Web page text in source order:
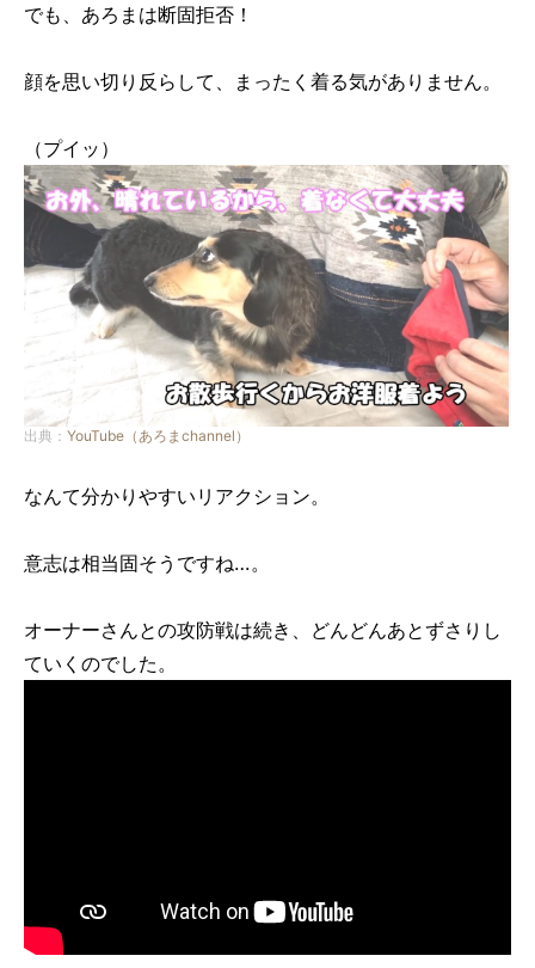
でも、あろまは断固拒否！
顔を思い切り反らして、まったく着る気がありません。
（プイッ）
出典： YouTube（あろまchannel）
なんて分かりやすいリアクション。
意志は相当固そうですね…。
オーナーさんとの攻防戦は続き、どんどんあとずさりし
ていくのでした。